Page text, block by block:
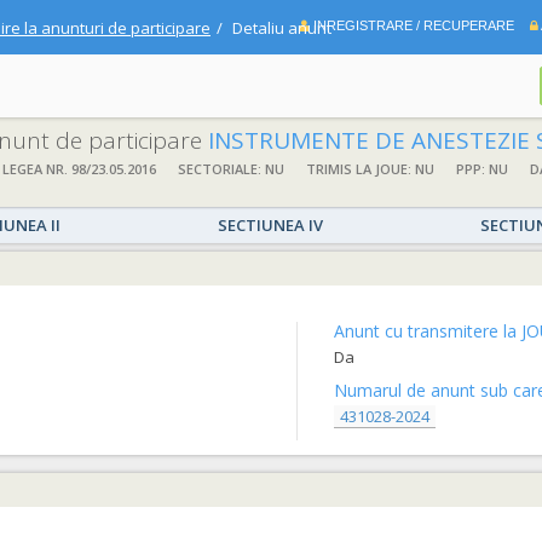
INREGISTRARE / RECUPERARE
la anunturi de participare Detaliu anunt
de participare INSTRUMENTE DE
NR. 98/23.05.2016 SECTORIALE: NU TRIMIS LA JOUE: NU PPP: NU
II SECTIUNEA IV
Anunt cu transmitere la
Da
Numarul de anunt sub
431028-2024